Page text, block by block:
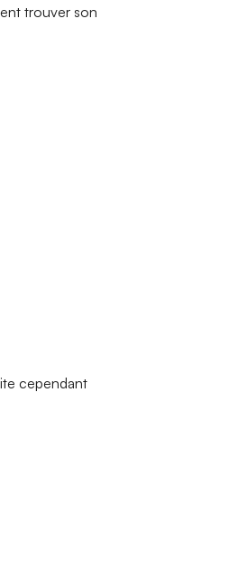
trouver son
cependant